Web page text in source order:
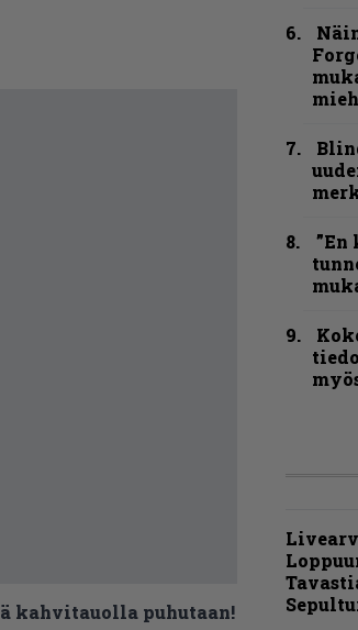
kahvitauolla puhutaan!
”En